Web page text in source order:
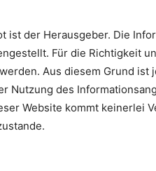
ist der Herausgeber. Die
Für die Richtigkeit
Aus diesem Grund ist
Nutzung des
Website kommt keinerlei